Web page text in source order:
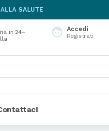
ALLA SALUTE
face Accedi
Registrati
in 24–